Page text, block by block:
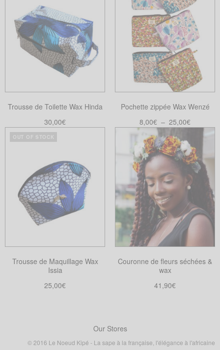
Trousse de Toilette Wax Hinda
30,00€
Choix des options
a
plusieurs
variations.
Les
options
choisies
sur
la
page
Pochette zippée Wax Wenzé
8,00€ – 25,00€
de
8,00€
à
25,00€
Choix des options
Ce
produit
plusieurs
variations.
Les
options
peuvent
être
choisies
sur
la
page
OUT OF STOCK
Trousse de Maquillage Wax
Issia
25,00€
Couronne de fleurs séchées &
wax
41,90€
plusieurs
Our Stores
© 2016 Le Noeud Kipé - La sape à la française, l'élégance à l'africaine